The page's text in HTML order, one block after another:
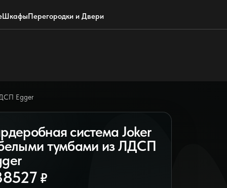
ШкафыПерегородки и Двери
WhatsApp Max Почта
Egger
система Joker
тумбами из ЛДСП
₽